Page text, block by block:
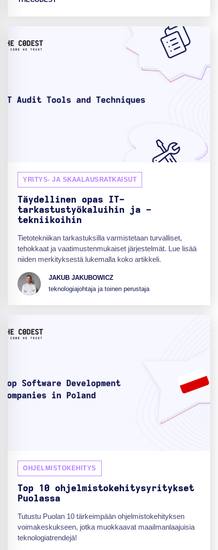
YRITYS- JA SKAALAUSRATKAISUT
Täydellinen opas IT-
tarkastustyökaluihin ja -
tekniikoihin
Tietotekniikan tarkastuksilla varmistetaan turvalliset,
tehokkaat ja vaatimustenmukaiset järjestelmät. Lue lisää
niiden merkityksestä lukemalla koko artikkeli.
JAKUB JAKUBOWICZ
teknologiajohtaja ja toinen perustaja
OHJELMISTOKEHITYS
Top 10 ohjelmistokehitysyritykset
Puolassa
Tutustu Puolan 10 tärkeimpään ohjelmistokehityksen
voimakeskukseen, jotka muokkaavat maailmanlaajuisia
teknologiatrendejä!